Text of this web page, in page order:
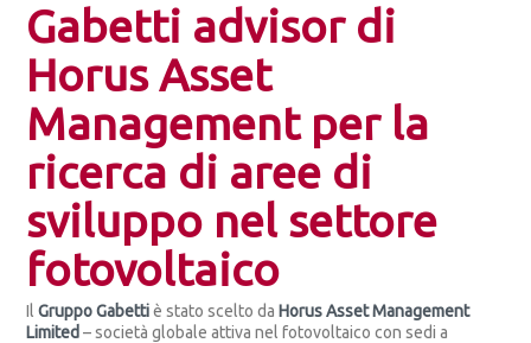
Gabetti advisor di
Horus Asset
Management per la
ricerca di aree di
sviluppo nel settore
fotovoltaico
IlGruppo Gabettiè stato scelto da Horus Asset Management
Limited – società globale attiva nel fotovoltaico con sedi a